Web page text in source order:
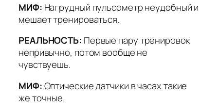
МИФ: Нагрудный пульсометр неудобный и
мешает тренироваться.
РЕАЛЬНОСТЬ: Первые пару тренировок
непривычно, потом вообще не
чувствуешь.
МИФ:Оптические датчики в часах такие
же точные.